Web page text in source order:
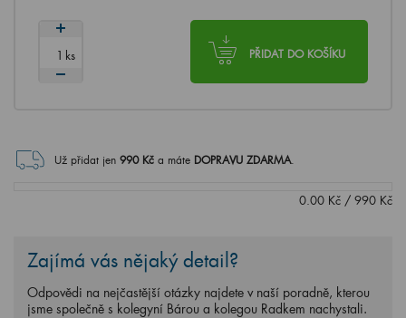
PŘIDAT DO KOŠÍKU
ks
Už přidat jen 990Kč a máte DOPRAVU ZDARMA.
0.00 Kč / 990 Kč
Zajímá vás nějaký detail?
Odpovědi na nejčastější otázky najdete v naší poradně, kterou
jsme společně s kolegyní Bárou a kolegou Radkem nachystali.